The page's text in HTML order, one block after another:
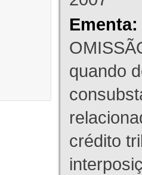
Ementa:
quando
crédito